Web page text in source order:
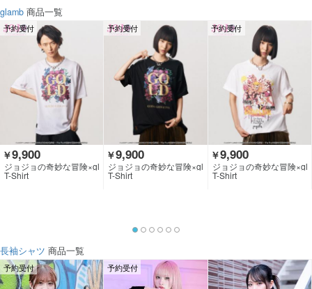
glamb 商品一覧
予約受付
￥9,900
ジョジョの奇妙な冒険×gl
amb
T-Shirt
予約受付
￥9,900
ジョジョの奇妙な冒険×gl
amb
T-Shirt
予約受付
￥9,900
ジョジョの奇妙な冒険×gl
amb
T-Shirt
長袖シャツ 商品一覧
予約受付 予約受付